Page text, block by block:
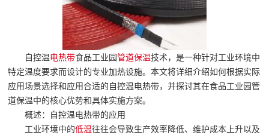
自控温电热带食品工业园管道保温技术，是一种针对工业环境中
特定温度要求而设计的专业加热设施。本文将详细介绍如何根据实际
应用场景选择和应用合适的自控温电热带，并探讨其在食品工业园管
道保温中的核心优势和具体实施方案。
概述：自控温电热带的应用
工业环境中的低温往往会导致生产效率降低、维护成本上升以及